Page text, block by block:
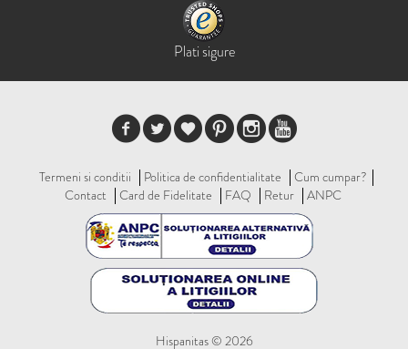
Plati sigure
Termeni si conditii Politica de confidentialitate
Cum cumpar?
Contact
Card de Fidelitate FAQ Retur ANPC
Hispanitas © 2026